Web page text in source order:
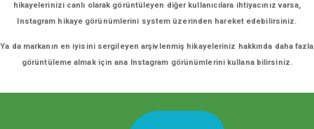
hikayelerinizi canlı olarak görüntüleyen diğer kullanıcılara ihtiyacınız varsa,
Instagram hikaye görünümlerini system üzerinden hareket edebilirsiniz.
Ya da markanın en iyisini sergileyen arşivlenmiş hikayeleriniz hakkında daha fazla
görüntüleme almak için ana Instagram görünümlerini kullana bilirsiniz.